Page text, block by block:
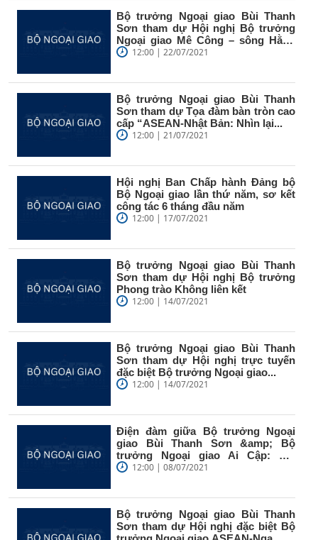
Bộ trưởng Ngoại giao Bùi Thanh
Sơn tham dự Hội nghị Bộ trưởng
Ngoại giao Mê Công – sông Hằng
lần...12:00 | 22/07/2021
Bộ trưởng Ngoại giao Bùi Thanh
Sơn tham dự Tọa đàm bàn tròn cao
cấp “ASEAN-Nhật Bản: Nhìn lại...
12:00 | 21/07/2021
Hội nghị Ban Chấp hành Đảng bộ
Bộ Ngoại giao lần thứ năm, sơ kết
công tác 6 tháng đầu năm
12:00 | 17/07/2021
Bộ trưởng Ngoại giao Bùi Thanh
Sơn tham dự Hội nghị Bộ trưởng
Phong trào Không liên kết
12:00 | 14/07/2021
Bộ trưởng Ngoại giao Bùi Thanh
Sơn tham dự Hội nghị trực tuyến
đặc biệt Bộ trưởng Ngoại giao...
12:00 | 14/07/2021
Điện đàm giữa Bộ trưởng Ngoại
giao Bùi Thanh Sơn &amp; Bộ
trưởng Ngoại giao Ai Cập: Hai
nước nhất...
12:00 | 08/07/2021
Bộ trưởng Ngoại giao Bùi Thanh
Sơn tham dự Hội nghị đặc biệt Bộ